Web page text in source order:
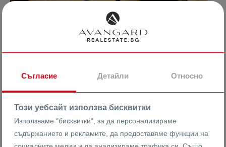
142300 €
263448.35 лв /
лв
2323 €
4543.39 лв
/m2
гр. Пловдив Център ЗАПАД
23676
Реф #
2-стаен
Съгласие Детайли Относно
Този уебсайт използва бисквитки
Използваме "бисквитки", за да персонализираме
съдържанието и рекламите, да предоставяме функции на